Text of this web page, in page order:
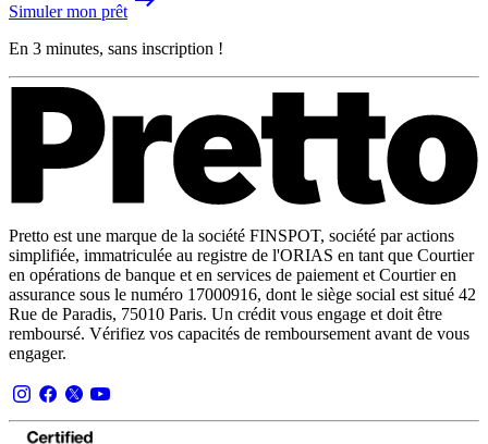
Simuler mon prêt
En 3 minutes, sans inscription !
Pretto est une marque de la société FINSPOT, société par actions
simplifiée, immatriculée au registre de l'ORIAS en tant que Courtier
en opérations de banque et en services de paiement et Courtier en
assurance sous le numéro 17000916, dont le siège social est situé 42
Rue de Paradis, 75010 Paris. Un crédit vous engage et doit être
remboursé. Vérifiez vos capacités de remboursement avant de vous
engager.